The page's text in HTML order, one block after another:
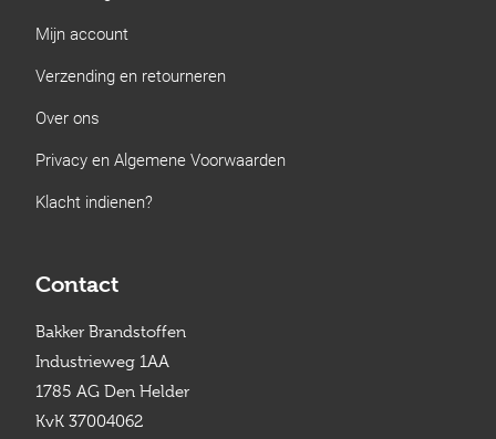
Mijn account
Verzending en retourneren
Over ons
Privacy en Algemene Voorwaarden
Klacht indienen?
Contact
Bakker Brandstoffen
Industrieweg 1AA
1785 AG Den Helder
KvK 37004062